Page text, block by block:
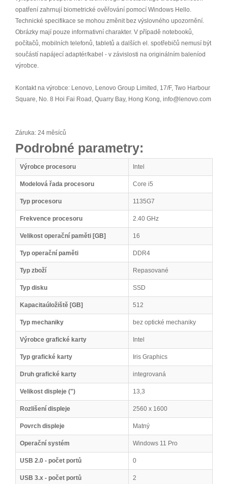
opatření zahrnují biometrické ověřování pomocí Windows Hello.
Technické specifikace se mohou změnit bez výslovného upozornění.
Obrázky mají pouze informativní charakter. V případě notebooků,
počítačů, mobilních telefonů, tabletů a dalších el. spotřebičů nemusí být
součástí napájecí adaptér/kabel - v závislosti na originálním baleníod
výrobce.
Kontakt na výrobce: Lenovo, Lenovo Group Limited, 17/F, Two Harbour
Square, No. 8 Hoi Fai Road, Quarry Bay, Hong Kong, info@lenovo.com
Záruka: 24 měsíců
Podrobné parametry:
Výrobce procesoru Intel
Modelová řada procesoru Core i5
Typ procesoru 1135G7
Frekvence procesoru 2.40 GHz
Velikost operační paměti [GB] 16
Typ operační paměti DDR4
Typ zboží Repasované
Typ disku SSD
Kapacitaúložiště [GB] 512
Typ mechaniky bez optické mechaniky
Výrobce grafické karty Intel
Typ grafické karty Iris Graphics
Druh grafické karty integrovaná
Velikost displeje (") 13,3
Rozlišení displeje 2560 x 1600
Povrch displeje Matný
Operační systém Windows 11 Pro
USB 2.0 - počet portů 0
USB 3.x - počet portů 2